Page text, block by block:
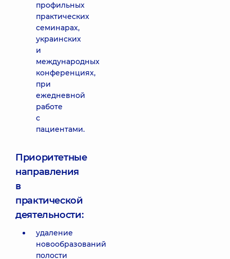
профильных
практических
семинарах,
украинских
и
международных
конференциях,
при
ежедневной
работе
с
пациентами.
Приоритетные
направления
в
практической
деятельности:
удаление
новообразований
полости